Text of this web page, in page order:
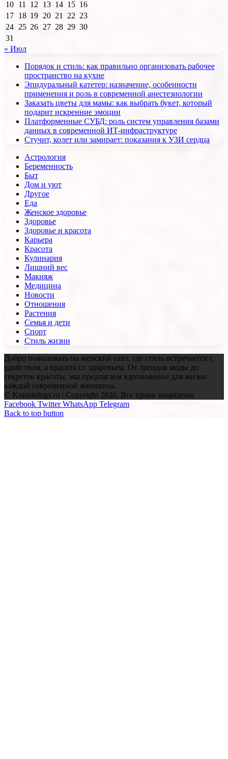
10 11 12 13 14 15 16
17 18 19 20 21 22 23
24 25 26 27 28 29 30
31
« Июл
Порядок и стиль: как правильно организовать рабочее
пространство на кухне
Эпидуральный катетер: назначение, особенности
применения и роль в современной анестезиологии
Заказать цветы для мамы: как выбрать букет, который
подарит искренние эмоции
Платформенные СУБД: роль систем управления базами
данных в современной ИТ-инфраструктуре
Стучит, колет или замирает: показания к УЗИ сердца
Астрология
Беременность
Быт
Дом и уют
Другое
Еда
Женское здоровье
Здоровье
Здоровье и красота
Карьера
Красота
Кулинария
Лишний вес
Макияж
Медицина
Новости
Отношения
Растения
Семья и дети
Спорт
Стиль жизни
Добро пожаловать на женский сайт, где стиль встречается с
удобством, а красота со здоровьем. От трендов моды до
секретов красоты, мы предлагаем вдохновение для жизни
каждой современной женщины.
© Krasotology.ru | Copyright 2026, Все права защищены
Facebook Twitter WhatsApp Telegram
Back to top button